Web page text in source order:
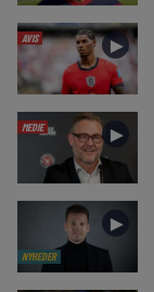
AVIS ►
MEDIE ►
NYHEDER
►